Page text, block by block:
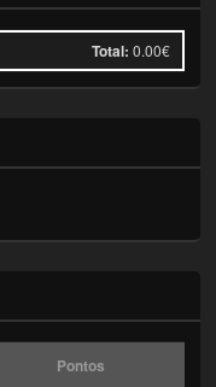
Total: 0.00€
Pontos